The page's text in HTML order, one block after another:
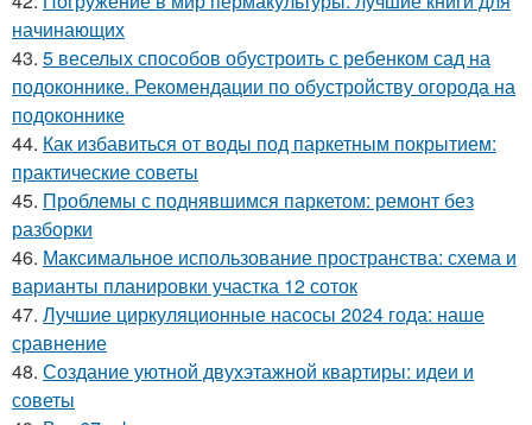
начинающих
43. 5 веселых способов обустроить с ребенком сад на
подоконнике. Рекомендации по обустройству огорода на
подоконнике
44. Как избавиться от воды под паркетным покрытием:
практические советы
45. Проблемы с поднявшимся паркетом: ремонт без
разборки
46. Максимальное использование пространства: схема и
варианты планировки участка 12 соток
47. Лучшие циркуляционные насосы 2024 года: наше
сравнение
48. Создание уютной двухэтажной квартиры: идеи и
советы